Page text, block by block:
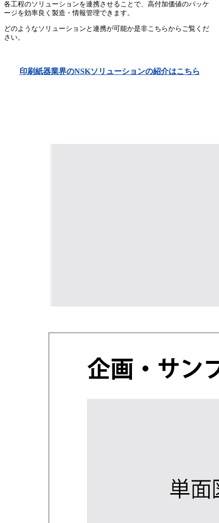
各工程のソリューションを連携させることで、高付加価値のパッケ
ージを効率良く製造・情報管理できます。
どのようなソリューションと連携が可能か是非こちらからご覧くだ
さい。
印刷紙器業界のNSKソリューションの紹介はこちら